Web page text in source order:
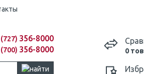
356-8000
356-8000 0